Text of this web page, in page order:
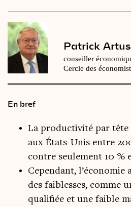
Patrick Artus
conseiller
Cercle des
En bref
La productivité par tête
aux États-Unis entre
contre seulement 10 %
Cependant, l’économie
des faiblesses, comme
qualifiée et une faible